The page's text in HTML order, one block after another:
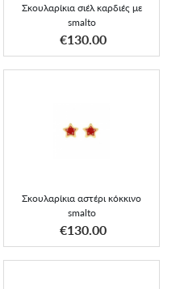
Σκουλαρίκια σιέλ καρδιές με
smalto
€130.00
ΑΠΟΚΤΗΣΕ ΤΟ
Σκουλαρίκια αστέρι κόκκινο
smalto
€130.00
Σκουλαρίκια αστέρι
κόκκινο smalto
ΑΠΟΚΤΗΣΕ ΤΟ